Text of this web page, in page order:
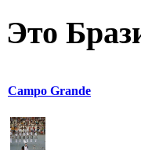
Это
Campo Grande